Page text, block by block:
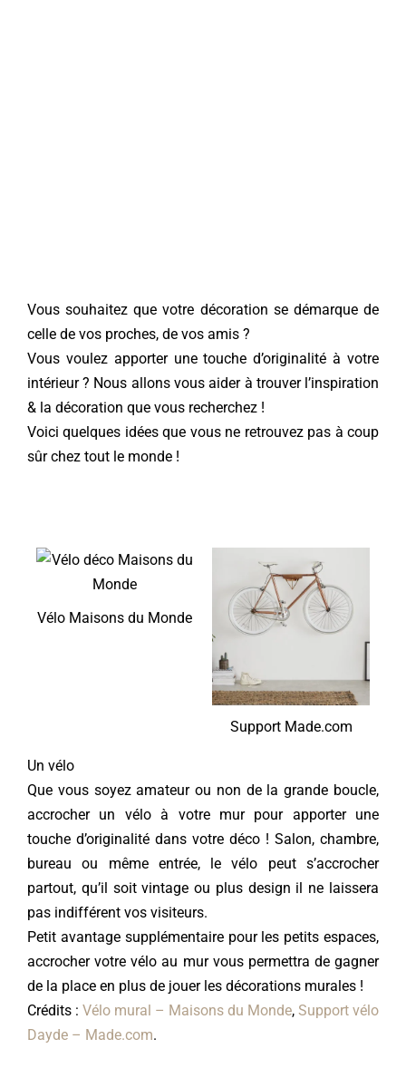
Vous souhaitez que votre décoration se démarque de
celle de vos proches, de vos amis ?
Vous voulez apporter une touche d’originalité à votre
intérieur ? Nous allons vous aider à trouver l’inspiration
& la décoration que vous recherchez !
Voici quelques idées que vous ne retrouvez pas à coup
sûr chez tout le monde !
Vélo Maisons du Monde
Support Made.com
Un vélo
Que vous soyez amateur ou non de la grande boucle,
accrocher un vélo à votre mur pour apporter une
touche d’originalité dans votre déco ! Salon, chambre,
bureau ou même entrée, le vélo peut s’accrocher
partout, qu’il soit vintage ou plus design il ne laissera
pas indifférent vos visiteurs.
Petit avantage supplémentaire pour les petits espaces,
accrocher votre vélo au mur vous permettra de gagner
de la place en plus de jouer les décorations murales !
Crédits : Vélo mural – Maisons du Monde,Support vélo
Dayde – Made.com.